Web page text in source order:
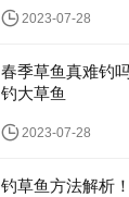
2023-07-28
春季草鱼真难钓
钓大草鱼
2023-07-28
钓草鱼方法解析